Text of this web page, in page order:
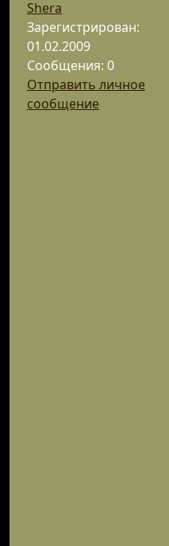
Shera
Зарегистрирован:
01.02.2009
Сообщения: 0
Отправить личное
сообщение